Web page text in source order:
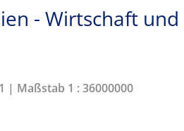
- Wirtschaft und
| Maßstab 1 : 36000000